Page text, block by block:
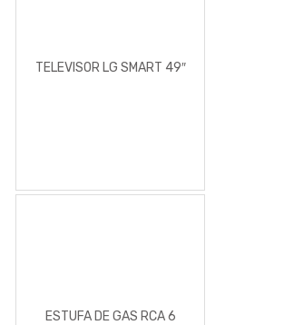
TELEVISOR LG SMART 49″
ESTUFA DE GAS RCA 6